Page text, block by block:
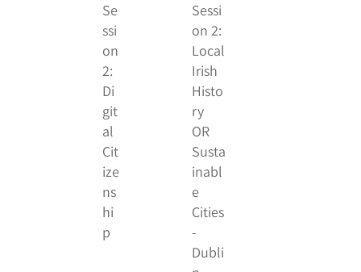
Se
ssi
on
2:
Di
git
al
Cit
ize
ns
hi
p
Sessi
on 2:
Local
Irish
Histo
ry
OR
Susta
inabl
e
Cities
-
Dubli